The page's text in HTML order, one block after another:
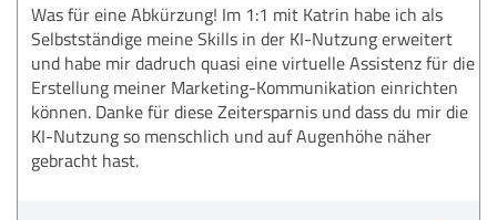
Was für eine Abkürzung! Im 1:1 mit Katrin habe ich als
Selbstständige meine Skills in der KI-Nutzung erweitert
und habe mir dadruch quasi eine virtuelle Assistenz für die
Erstellung meiner Marketing-Kommunikation einrichten
können. Danke für diese Zeitersparnis und dass du mir die
KI-Nutzung so menschlich und auf Augenhöhe näher
gebracht hast.